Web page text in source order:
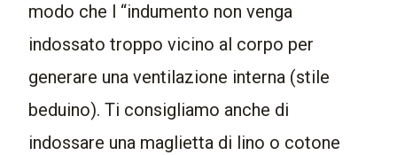
modo che l “indumento non venga
indossato troppo vicino al corpo per
generare una ventilazione interna (stile
beduino). Ti consigliamo anche di
indossare una maglietta di lino o cotone